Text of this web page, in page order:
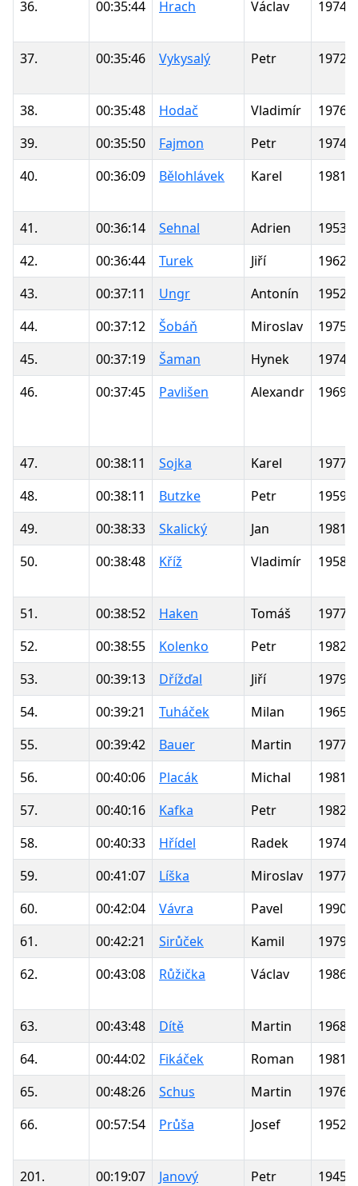
36. 00:35:44 Hrach Václav 1974
37. 00:35:46 Vykysalý Petr 1972
38. 00:35:48 Hodač Vladimír
1976
39.
00:35:50 Fajmon Petr
1974
40.
00:36:09 Bělohlávek Karel 1981
41. 00:36:14 Sehnal Adrien
1953
42.
00:36:44 Turek Jiří
1962
43.
00:37:11 Ungr Antonín
1952
44.
00:37:12 Šobáň Miroslav
1975
45.
00:37:19 Šaman Hynek
1974
46.
00:37:45 Pavlišen Alexandr 1969
47. 00:38:11 Sojka Karel
1977
48.
00:38:11 Butzke Petr
1959
49.
00:38:33 Skalický Jan
1981
50.
00:38:48 Kříž Vladimír 1958
51. 00:38:52 Haken Tomáš
1977
52.
00:38:55 Kolenko Petr
1982
53.
00:39:13 Dřížďal Jiří
1979
54.
00:39:21 Tuháček Milan
1965
55.
00:39:42 Bauer Martin
1977
56.
00:40:06 Placák Michal
1981
57.
00:40:16 Kafka Petr
1982
58.
00:40:33 Hřídel Radek
1974
59.
00:41:07 Líška Miroslav
1977
60.
00:42:04 Vávra Pavel
1990
61.
00:42:21 Sirůček Kamil
1979
62.
00:43:08 Růžička Václav 1986
63. 00:43:48 Dítě Martin
1968
64.
00:44:02 Fikáček Roman
1981
65.
00:48:26 Schus Martin
1976
66.
00:57:54 Průša Josef 1952
201. 00:19:07 Janový Petr
1945